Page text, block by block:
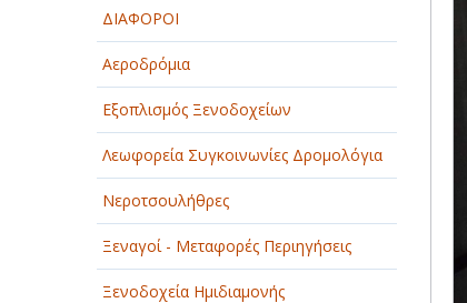
ΕΜΠΟΡΙΟ - ΕΜΠΟΡΙΚΑ ΚΑΤΑΣΤΗΜΑΤΑ
ΕΡΓΟΣΤΑΣΙΑ - ΒΙΟΜΗΧΑΝΙΕΣ
ΞΕΝΟΔΟΧΕΙΑ - ΤΟΥΡΙΣΜΟΣ
ΟΜΟΡΦΙΑ
ΠΑΡΟΧΗ ΥΠΗΡΕΣΙΩΝ
ΤΕΧΝΙΚΑ - ΚΑΤΑΣΚΕΥΑΣΤΙΚΑ
ΤΕΧΝΟΛΟΓΙΑ
ΔΙΑΦΟΡΟΙ
Αεροδρόμια
Εξοπλισμός Ξενοδοχείων
Λεωφορεία Συγκοινωνίες Δρομολόγια
Νεροτσουλήθρες
Ξεναγοί - Μεταφορές Περιηγήσεις
Ξενοδοχεία Ημιδιαμονής